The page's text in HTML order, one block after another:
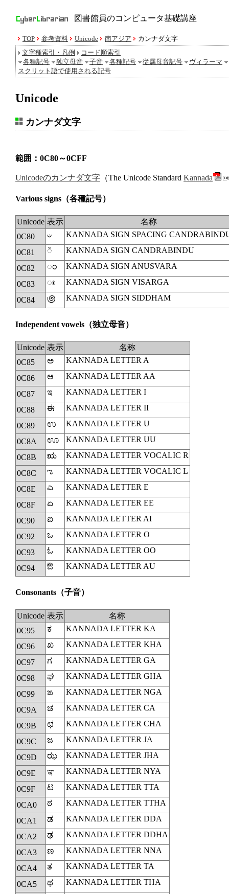
図書館員のコンピュータ基礎講座
TOP 参考資料 Unicode 南アジア
カンナダ文字
文字種索引・凡例
コード順索引
各種記号
独立母音 子音 各種記号 従属母音記号
ヴィラーマ
スクリット語で使用される記号
Unicode
カンナダ文字
範囲：0C80～0CFF
Unicodeのカンナダ文字 （The Unicode Standard Kannada
Various signs （各種記号）
Unicode 表示
名称
0C80
ಀ KANNADA SIGN SPACING
0C81 ◌ಁ KANNADA SIGN CANDRABINDU
0C82 ಂ KANNADA SIGN ANUSVARA
0C83 ಃ KANNADA SIGN VISARGA
0C84 ಄ KANNADA SIGN SIDDHAM
Independent vowels （独立母音）
Unicode 表示
名称
0C85
ಅ KANNADA LETTER A
0C86 ಆ KANNADA LETTER AA
0C87 ಇ KANNADA LETTER I
0C88 ಈ KANNADA LETTER II
0C89 ಉ KANNADA LETTER U
0C8A ಊ KANNADA LETTER UU
0C8B ಋ KANNADA LETTER VOCALIC R
0C8C ಌ KANNADA LETTER VOCALIC L
0C8E ಎ KANNADA LETTER E
0C8F ಏ KANNADA LETTER EE
0C90 ಐ KANNADA LETTER AI
0C92 ಒ KANNADA LETTER O
0C93 ಓ KANNADA LETTER OO
0C94 ಔ KANNADA LETTER AU
Consonants （子音）
Unicode 表示
名称
0C95
ಕ KANNADA LETTER KA
0C96 ಖ KANNADA LETTER KHA
0C97 ಗ KANNADA LETTER GA
0C98 ಘ KANNADA LETTER GHA
0C99 ಙ KANNADA LETTER NGA
0C9A ಚ KANNADA LETTER CA
0C9B ಛ KANNADA LETTER CHA
0C9C ಜ KANNADA LETTER JA
0C9D ಝ KANNADA LETTER JHA
0C9E ಞ KANNADA LETTER NYA
0C9F ಟ KANNADA LETTER TTA
0CA0 ಠ KANNADA LETTER TTHA
0CA1 ಡ KANNADA LETTER DDA
0CA2 ಢ KANNADA LETTER DDHA
0CA3 ಣ KANNADA LETTER NNA
0CA4 ತ KANNADA LETTER TA
0CA5 ಥ KANNADA LETTER THA